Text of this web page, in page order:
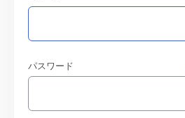
パスワード